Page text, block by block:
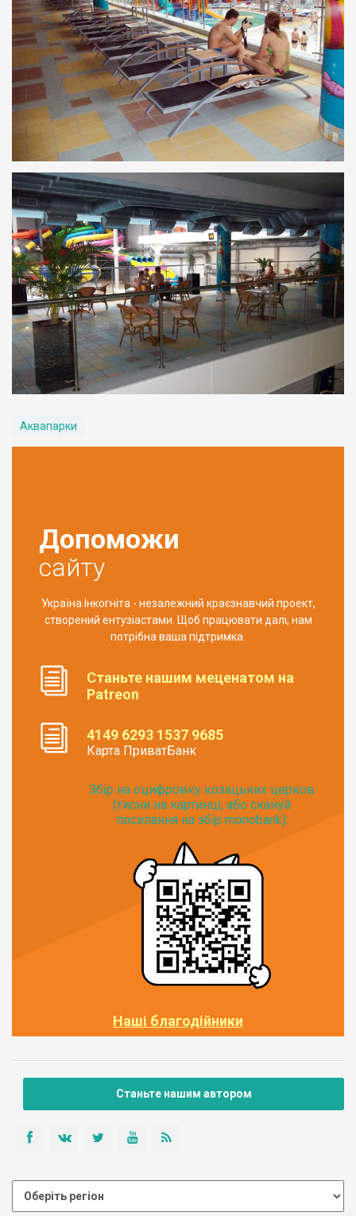
Аквапарки
Допоможи
сайту
Україна Інкогніта - незалежний краєзнавчий проект,
створений ентузіастами. Щоб працювати далі, нам
потрібна ваша підтримка.
Станьте нашим меценатом на
Patreon
4149 6293 1537 9685
Карта ПриватБанк
Збір на оцифровку козацьких церков
(тисни на картинці, або скануй
посилання на збір monobank):
Наші благодійники
Станьте нашим автором